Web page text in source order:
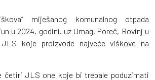
miješanog komunalnog otpada
u 2024. godini. uz Umag, Poreč, Rovinj u
koje proizvode najveće viškove na
četiri JLS one koje bi trebale poduzimati